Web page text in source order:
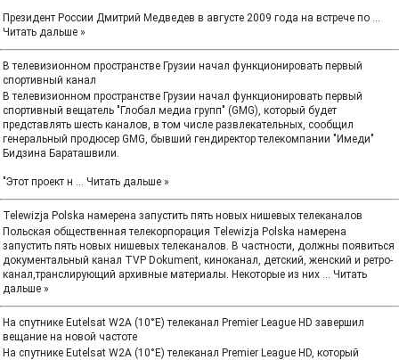
Президент России Дмитрий Медведев в августе 2009 года на встрече по ...
Читать дальше »
В телевизионном пространстве Грузии начал функционировать первый
спортивный канал
В телевизионном пространстве Грузии начал функционировать первый
спортивный вещатель "Глобал медиа групп" (GMG), который будет
представлять шесть каналов, в том числе развлекательных, сообщил
генеральный продюсер GMG, бывший гендиректор телекомпании "Имеди"
Бидзина Бараташвили.
"Этот проект н ... Читать дальше »
Telewizja Polska намерена запустить пять новых нишевых телеканалов
Польская общественная телекорпорация Telewizja Polska намерена
запустить пять новых нишевых телеканалов. В частности, должны появиться
документальный канал TVP Dokument, киноканал, детский, женский и ретро-
канал,транслирующий архивные материалы. Некоторые из них ... Читать
дальше »
На спутнике Eutelsat W2A (10°E) телеканал Premier League HD завершил
вещание на новой частоте
На спутнике Eutelsat W2A (10°E) телеканал Premier League HD, который